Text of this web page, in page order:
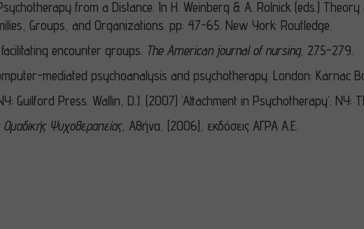
from a Distance. In H. Weinberg & A. Rolnick (eds.)
Groups, and Organizations. pp: 47-65. New York: Routledge.
encounter groups. The American journal of nursing, 275-279.
mediated psychoanalysis and psychotherapy. London: Karnac
Guilford Press. Wallin, D.J. (2007) ‘Attachment in Psychotherapy’. NY:
Ψυχοθεραπείας, Αθήνα, (2006), εκδόσεις ΑΓΡΑ Α.Ε.